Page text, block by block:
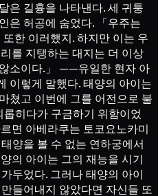
은 길흉을 나타낸다. 세 귀퉁
은 허공에 숨었다. 「우주는
한 이러했지. 하지만 이는 우
를 지탱하는 대지는 더 이상
소이다.」 ——유일한 현자 아
이렇게 말했다. 태양의 아이는
쳤고 이번에 그를 어전으로 불
히다가 구금하기 위함이었
면 아베라쿠는 토코요노카미
양을 볼 수 없는 연하궁에서
의 아이는 그의 재능을 시기
두었다. 그러나 태양의 아이
들어내지 않았다면 자신들 또